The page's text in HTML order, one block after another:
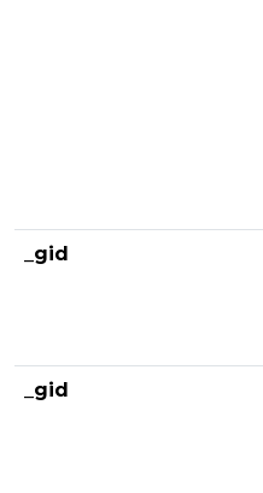
_gid
_gid